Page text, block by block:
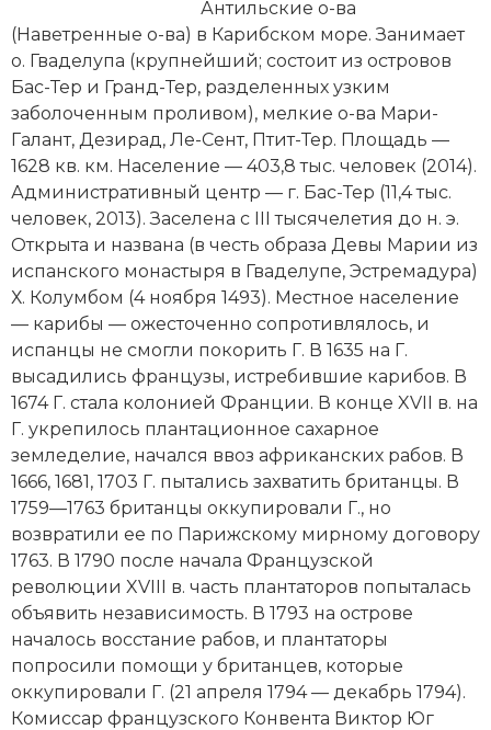
Генеалогия, геральдика
Государство и право
Европа
Империи
Историческая география и топонимика
История материальной и духовной культуры
История международных отношений
История, философия, теория и методология
исторического знания
Итория международных отношений
Латинская Америка
Новая история
Новейшая история
Нумизматика
Образование
Общественные объединения и организации
Антильские о-ва
(Наветренные о-ва) в Карибском море. Занимает
о. Гваделупа (крупнейший; состоит из островов
Бас-Тер и Гранд-Тер, разделенных узким
заболоченным проливом), мелкие о-ва Мари-
Галант, Дезирад, Ле-Сент, Птит-Тер. Площадь —
1628 кв. км. Население — 403,8 тыс. человек (2014).
Административный центр — г. Бас-Тер (11,4 тыс.
человек, 2013). Заселена c III тысячелетия до н. э.
Открыта и названа (в честь образа Девы Марии из
испанского монастыря в Гваделупе, Эстремадура)
Х. Колумбом (4 ноября 1493). Местное население
— карибы — ожесточенно сопротивлялось, и
испанцы не смогли покорить Г. В 1635 на Г.
высадились французы, истребившие карибов. В
1674 Г. стала колонией Франции. В конце XVII в. на
Г. укрепилось плантационное сахарное
земледелие, начался ввоз африканских рабов. В
1666, 1681, 1703 Г. пытались захватить британцы. В
1759—1763 британцы оккупировали Г., но
возвратили ее по Парижскому мирному договору
1763. В 1790 после начала Французской
революции XVIII в. часть плантаторов попыталась
объявить независимость. В 1793 на острове
началось восстание рабов, и плантаторы
попросили помощи у британцев, которые
оккупировали Г. (21 апреля 1794 — декабрь 1794).
Комиссар французского Конвента Виктор Юг